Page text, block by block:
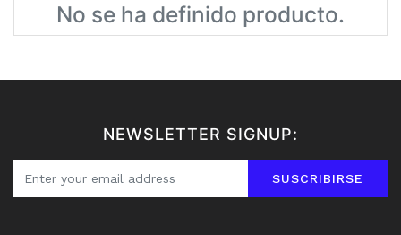
No se ha definido producto.
NEWSLETTER SIGNUP:
SUSCRIBIRSE